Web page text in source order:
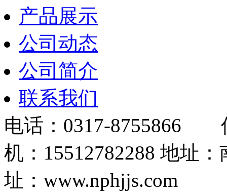
产品展示
公司动态
公司简介
联系我们
电话：0317-8755866
机：15512782288 地
址：www.nphjjs.com